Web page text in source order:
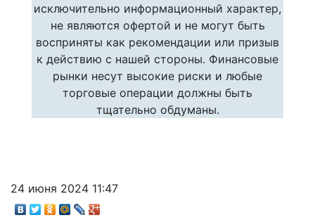
исключительно информационный характер,
не являются офертой и не могут быть
восприняты как рекомендации или призыв
к действию с нашей стороны. Финансовые
рынки несут высокие риски и любые
торговые операции должны быть
тщательно обдуманы.
24 июня 2024 11:47